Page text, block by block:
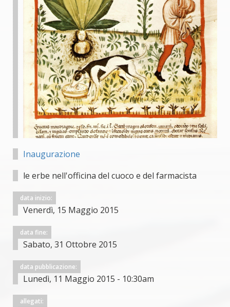
Inaugurazione
le erbe nell'officina del cuoco e del farmacista
data inizio:
Venerdì, 15 Maggio 2015
data fine:
Sabato, 31 Ottobre 2015
data pubblicazione:
Lunedì, 11 Maggio 2015 - 10:30am
allegati: